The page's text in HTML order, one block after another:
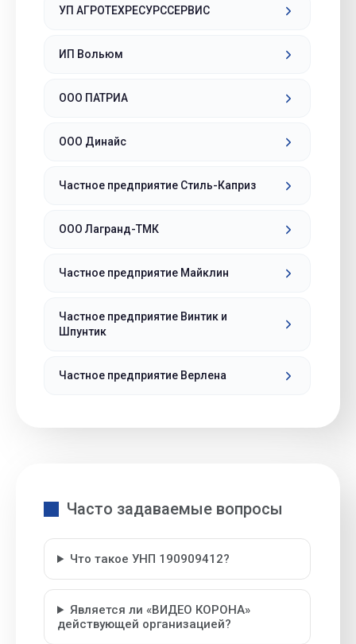
УП АГРОТЕХРЕСУРССЕРВИС
ИП Вольюм
ООО ПАТРИА
ООО Динайс
Частное предприятие Стиль-Каприз
ООО Лагранд-ТМК
Частное предприятие Майклин
Частное предприятие Винтик и
Шпунтик
Частное предприятие Верлена
Часто задаваемые вопросы
Что такое УНП 190909412?
Является ли «ВИДЕО КОРОНА»
действующей организацией?